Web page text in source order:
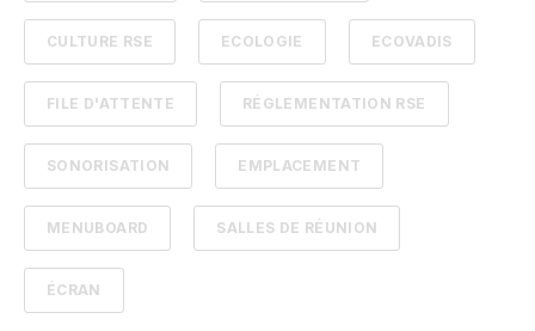
CULTURE RSE ECOLOGIE ECOVADIS
FILE D'ATTENTE RÉGLEMENTATION RSE
SONORISATION EMPLACEMENT
MENUBOARD SALLES DE RÉUNION
ÉCRAN